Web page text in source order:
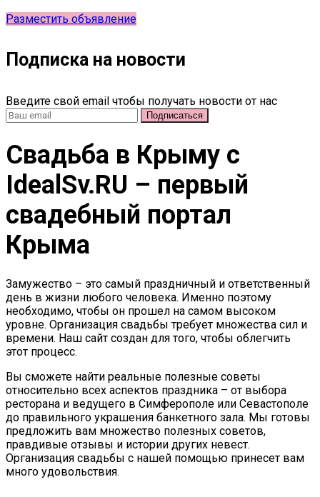
Разместить объявление
Подписка на новости
Введите свой email чтобы получать новости от нас
Свадьба в Крыму c
IdealSv.RU – первый
свадебный портал
Крыма
Замужество – это самый праздничный и ответственный
день в жизни любого человека. Именно поэтому
необходимо, чтобы он прошел на самом высоком
уровне. Организация свадьбы требует множества сил и
времени. Наш сайт создан для того, чтобы облегчить
этот процесс.
Вы сможете найти реальные полезные советы
относительно всех аспектов праздника – от выбора
ресторана и ведущего в Симферополе или Севастополе
до правильного украшения банкетного зала. Мы готовы
предложить вам множество полезных советов,
правдивые отзывы и истории других невест.
Организация свадьбы с нашей помощью принесет вам
много удовольствия.